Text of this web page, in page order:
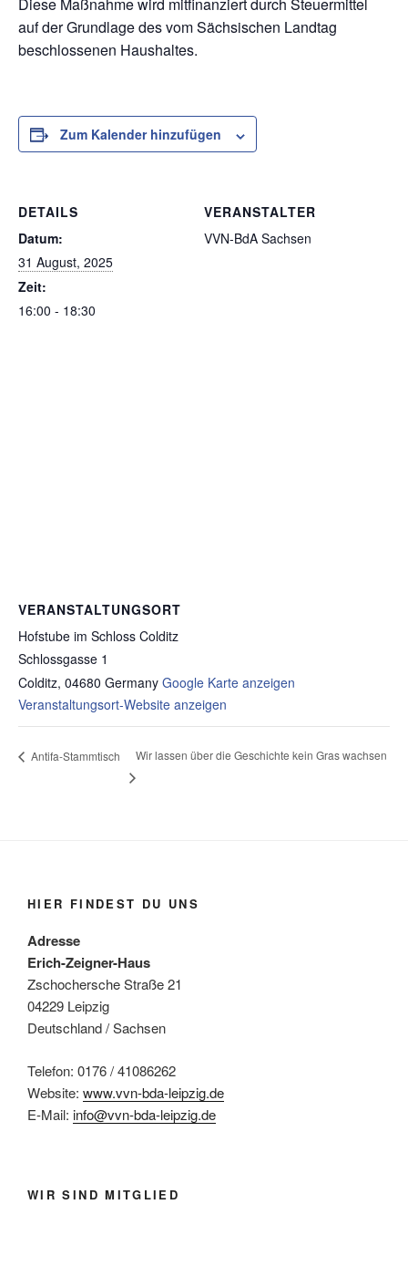
Diese Maßnahme wird mitfinanziert durch Steuermittel
auf der Grundlage des vom Sächsischen Landtag
beschlossenen Haushaltes.
Zum Kalender hinzufügen
DETAILS
Datum:
31 August, 2025
Zeit:
16:00 - 18:30
VERANSTALTER
VVN-BdA Sachsen
VERANSTALTUNGSORT
Hofstube im Schloss Colditz
Schlossgasse 1
Colditz, 04680 Germany Google Karte anzeigen
Veranstaltungsort-Website anzeigen
Antifa-Stammtisch Wir lassen über die Geschichte kein Gras wachsen
HIER FINDEST DU UNS
Adresse
Erich-Zeigner-Haus
Zschochersche Straße 21
04229 Leipzig
Deutschland / Sachsen
Telefon: 0176 / 41086262
Website: www.vvn-bda-leipzig.de
E-Mail: info@vvn-bda-leipzig.de
WIR SIND MITGLIED